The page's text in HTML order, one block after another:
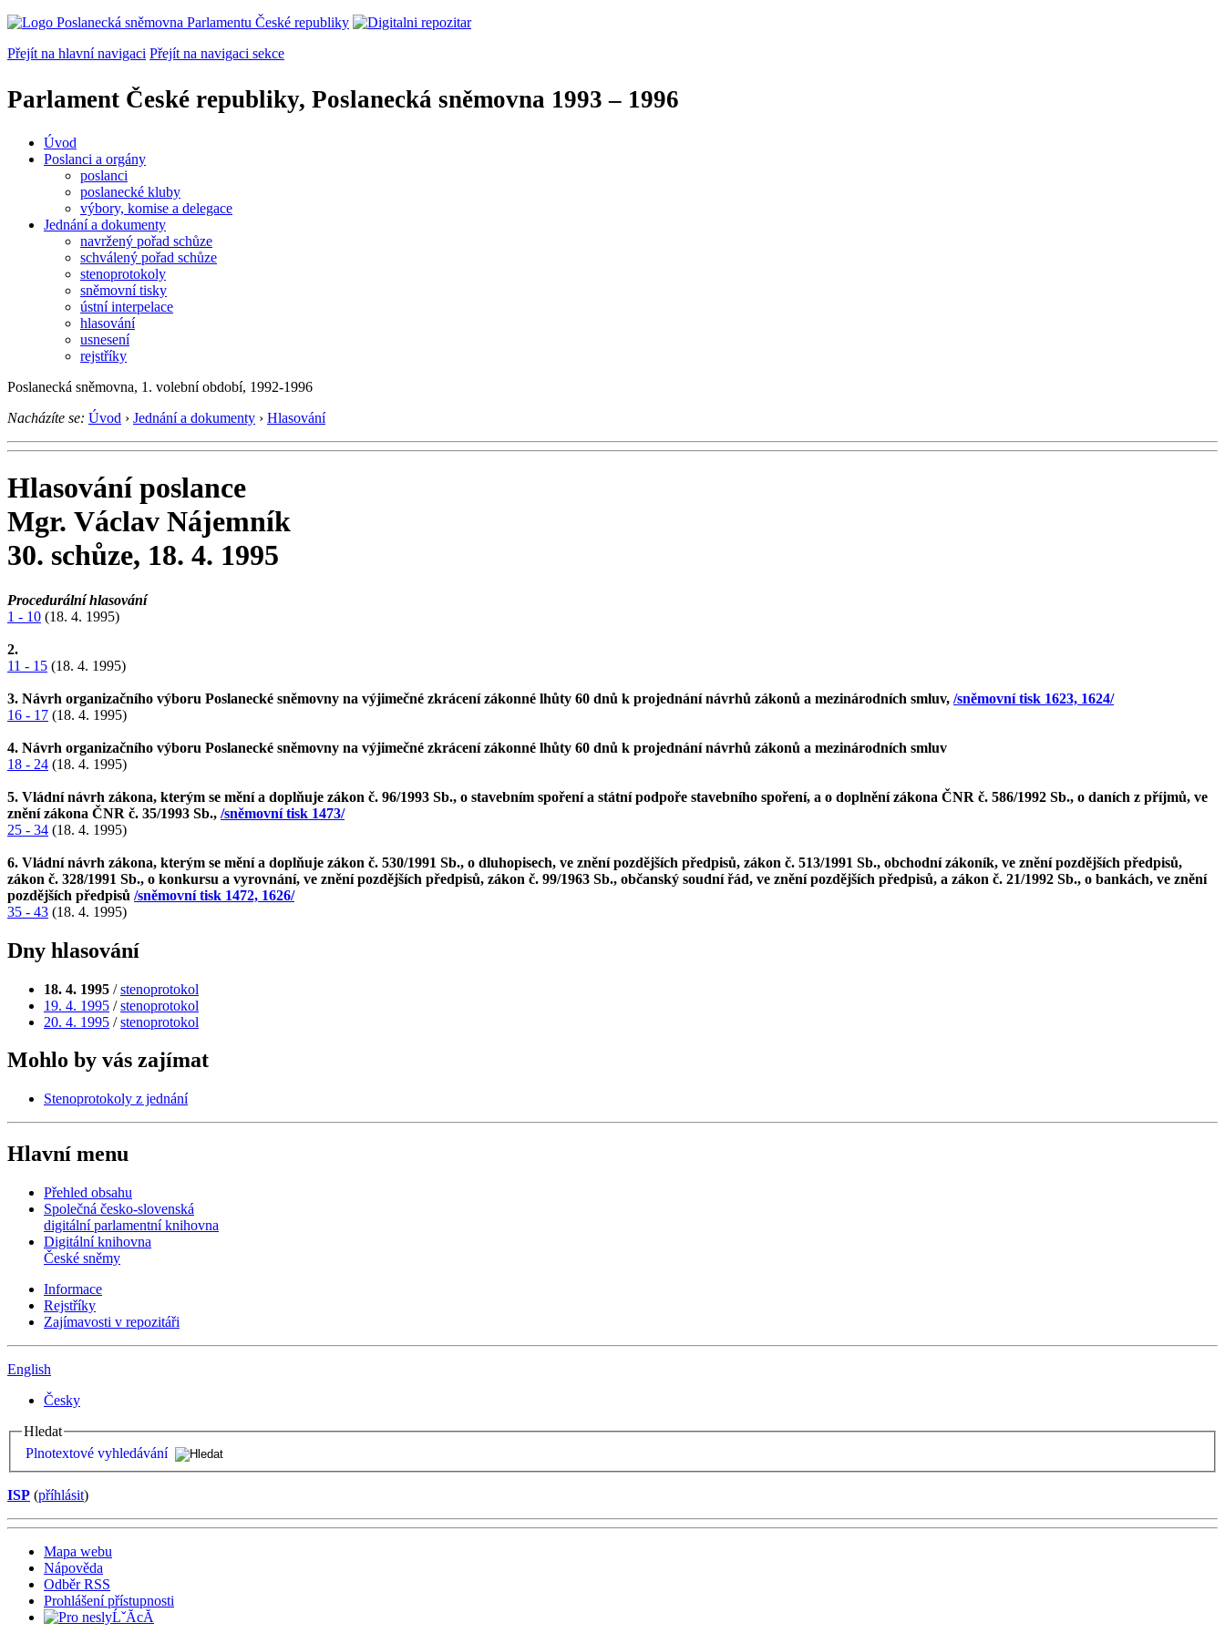
Přejít na hlavní navigaci Přejít na navigaci sekce
Parlament České republiky, Poslanecká sněmovna 1993 – 1996
Úvod
Poslanci a orgány
poslanci
poslanecké kluby
výbory, komise a delegace
Jednání a dokumenty
navržený pořad schůze
schválený pořad schůze
stenoprotokoly
sněmovní tisky
ústní interpelace
hlasování
usnesení
rejstříky
Poslanecká sněmovna, 1. volební období, 1992-1996
Nacházíte se: Úvod › Jednání a dokumenty › Hlasování
Hlasování poslance
Mgr. Václav Nájemník
30. schůze, 18. 4. 1995
Procedurální hlasování
1 - 10 (18. 4. 1995)
2.
11 - 15 (18. 4. 1995)
3. Návrh organizačního výboru Poslanecké sněmovny na výjimečné zkrácení zákonné lhůty 60 dnů k projednání návrhů zákonů a mezinárodních smluv, /sněmovní tisk 1623, 1624/
16 - 17 (18. 4. 1995)
4. Návrh organizačního výboru Poslanecké sněmovny na výjimečné zkrácení zákonné lhůty 60 dnů k projednání návrhů zákonů a mezinárodních smluv
18 - 24 (18. 4. 1995)
5. Vládní návrh zákona, kterým se mění a doplňuje zákon č. 96/1993 Sb., o stavebním spoření a státní podpoře stavebního spoření, a o doplnění zákona ČNR č. 586/1992 Sb., o daních z příjmů, ve
znění zákona ČNR č. 35/1993 Sb., /sněmovní tisk 1473/
25 - 34 (18. 4. 1995)
6. Vládní návrh zákona, kterým se mění a doplňuje zákon č. 530/1991 Sb., o dluhopisech, ve znění pozdějších předpisů, zákon č. 513/1991 Sb., obchodní zákoník, ve znění pozdějších předpisů,
zákon č. 328/1991 Sb., o konkursu a vyrovnání, ve znění pozdějších předpisů, zákon č. 99/1963 Sb., občanský soudní řád, ve znění pozdějších předpisů, a zákon č. 21/1992 Sb., o bankách, ve znění
pozdějších předpisů /sněmovní tisk 1472, 1626/
35 - 43 (18. 4. 1995)
Dny hlasování
18. 4. 1995 /stenoprotokol
19. 4. 1995 /stenoprotokol
20. 4. 1995 /stenoprotokol
Mohlo by vás zajímat
Stenoprotokoly z jednání
Hlavní menu
Přehled obsahu
Společná česko-slovenská
digitální parlamentní knihovna
Digitální knihovna
České sněmy
Informace
Rejstříky
Zajímavosti v repozitáři
English
Česky
Hledat
Plnotextové vyhledávání
ISP (příhlásit)
Mapa webu
Nápověda
Odběr RSS
Prohlášení přístupnosti